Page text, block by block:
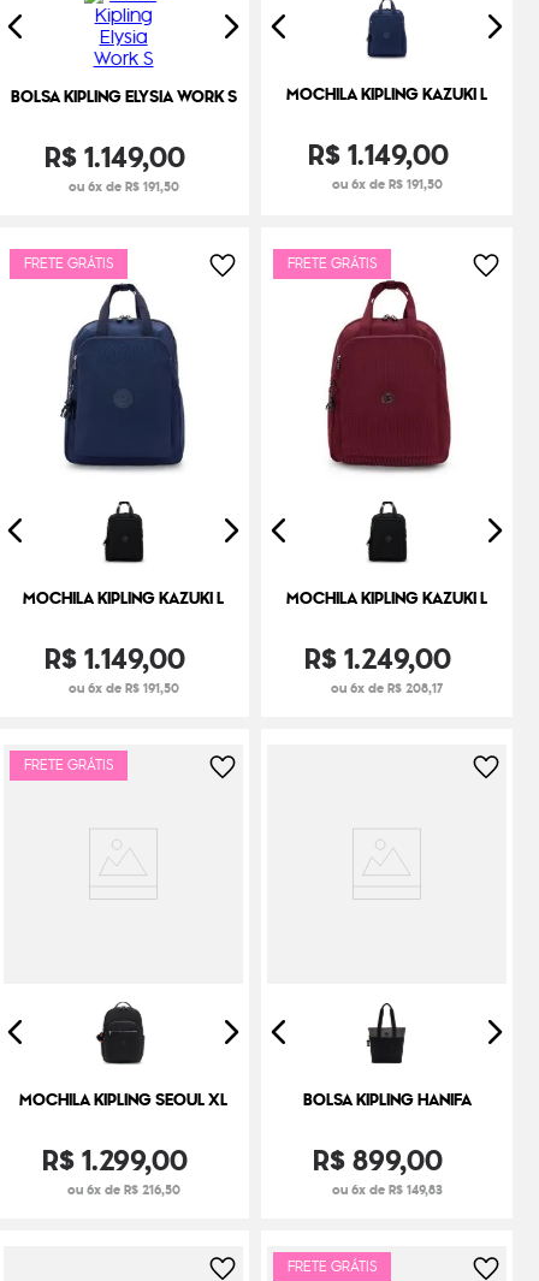
BOLSA KIPLING ELYSIA WORK S
R$1.149,00
ou 6x de R$ 191,50
MOCHILA KIPLING KAZUKI L
R$1.149,00
ou 6x de R$ 191,50
FRETE GRÁTIS
MOCHILA KIPLING KAZUKI L
R$1.149,00
ou 6x de R$ 191,50
FRETE GRÁTIS
MOCHILA KIPLING KAZUKI L
R$1.249,00
ou 6x de R$ 208,17
FRETE GRÁTIS
MOCHILA KIPLING SEOUL XL
R$1.299,00
ou 6x de R$ 216,50
BOLSA KIPLING HANIFA
R$899,00
ou 6x de R$ 149,83
FRETE GRÁTIS